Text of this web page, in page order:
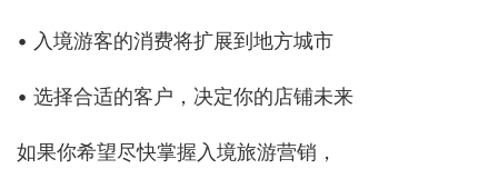
• 入境游客的消费将扩展到地方城市
• 选择合适的客户，决定你的店铺未来
如果你希望尽快掌握入境旅游营销，